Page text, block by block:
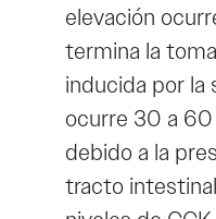
elevación
termina la
inducida por la
ocurre 30 a
debido a la
tracto